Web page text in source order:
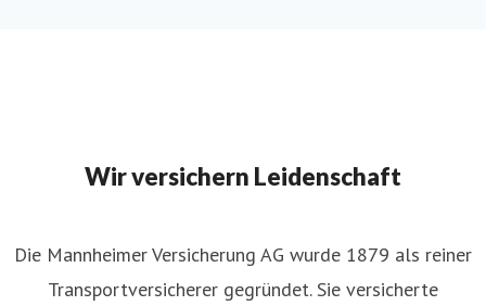
Wir versichern Leidenschaft
Die Mannheimer Versicherung AG wurde 1879 als reiner
Transportversicherer gegründet. Sie versicherte